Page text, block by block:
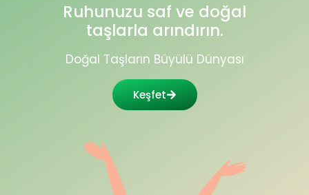
Ruhunuzu saf ve doğal
taşlarla arındırın.
Doğal Taşların Büyülü Dünyası
Keşfet